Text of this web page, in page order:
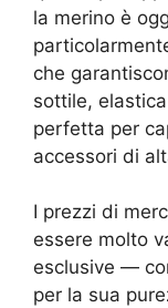
la merino è
che
sottile,
perfetta per
accessori di
I prezzi di
essere molto
esclusive —
per la sua